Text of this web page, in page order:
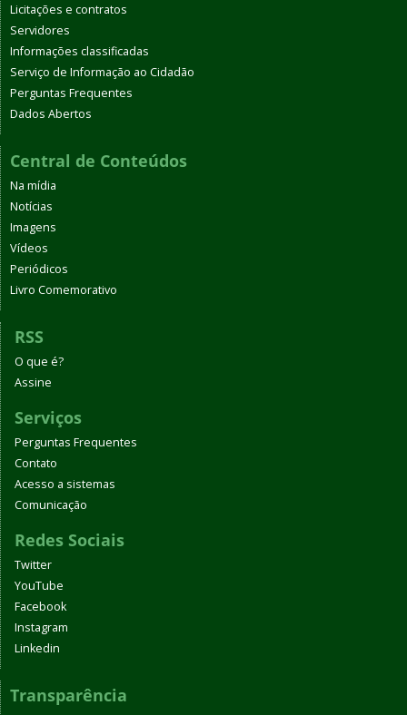
Licitações e contratos
Servidores
Informações classificadas
Serviço de Informação ao Cidadão
Perguntas Frequentes
Dados Abertos
Central de Conteúdos
Na mídia
Notícias
Imagens
Vídeos
Periódicos
Livro Comemorativo
RSS
O que é?
Assine
Serviços
Perguntas Frequentes
Contato
Acesso a sistemas
Comunicação
Redes Sociais
Twitter
YouTube
Facebook
Instagram
Linkedin
Transparência